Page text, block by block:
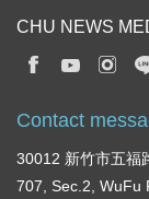
CHU NEWS
Contact
30012 新竹市五福
707, Sec.2, WuFu